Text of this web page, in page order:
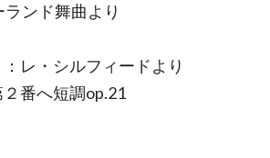
ンド舞曲より
レ・シルフィードより
番へ短調op.21